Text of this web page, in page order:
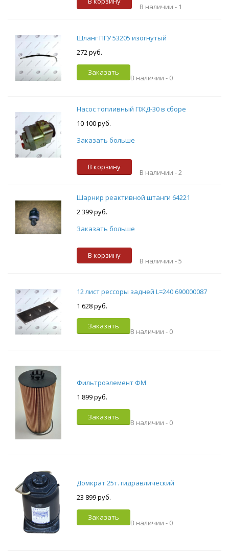
В наличии - 1
Шланг ПГУ 53205 изогнутый
272 руб.
Заказать
В наличии - 0
Насос топливный ПЖД-30 в сборе
10 100 руб.
Заказать больше
В корзину
В наличии - 2
Шарнир реактивной штанги 64221
2 399 руб.
Заказать больше
В корзину
В наличии -5
12 лист рессоры задней L=240 690000087
1 628 руб.
Заказать
В наличии - 0
Фильтроэлемент ФМ
1 899 руб.
Заказать
В наличии - 0
Домкрат 25т. гидравлический
23 899 руб.
Заказать
В наличии - 0